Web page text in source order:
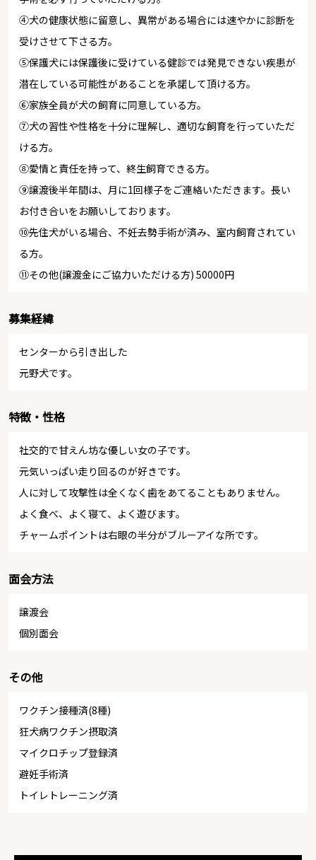
④犬の健康状態に留意し、異常がある場合には速やかに診断を
受けさせて下さる方。
⑤保護犬には保護後に受けている健診では発見できない疾患が
潜在している可能性があることを承諾して頂ける方。
⑥家族全員が犬の飼育に同意している方。
⑦犬の習性や性格を十分に理解し、適切な飼育を行っていただ
ける方。
⑧愛情と責任を持って、終生飼育できる方。
⑨譲渡後半年間は、月に1回様子をご連絡いただきます。長い
お付き合いをお願いしております。
⑩先住犬がいる場合、不妊去勢手術が済み、室内飼育されてい
る方。
⑪その他(譲渡金にご協力いただける方) 50000円
募集経緯
センターから引き出した
元野犬です。
特徴・性格
社交的で甘えん坊な優しい女の子です。
元気いっぱい走り回るのが好きです。
人に対して攻撃性は全くなく歯をあてることもありません。
よく食べ、よく寝て、よく遊びます。
チャームポイントは右眼の半分がブルーアイな所です。
面会方法
譲渡会
個別面会
その他
ワクチン接種済(8種)
狂犬病ワクチン摂取済
マイクロチップ登録済
避妊手術済
トイレトレーニング済